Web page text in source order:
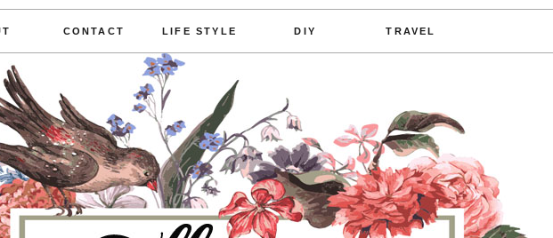
CONTACT LIFE STYLE DIY TRAVEL